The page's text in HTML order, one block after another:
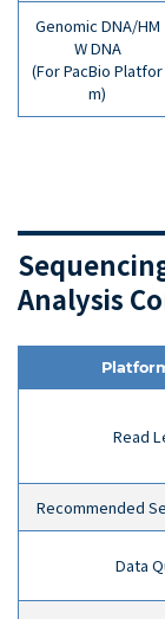
Genomic DNA/HM
W DNA
(For PacBio Platfor
m)
Analysis
Read
Recommended
Data